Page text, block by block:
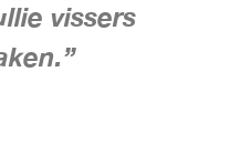
vissers